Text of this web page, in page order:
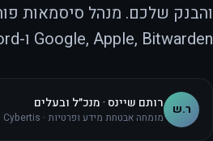
והבנק שלכם. מנהל סיסמאות
Google, Apple, Bitwarden ו-1Password, כללי סיסמת המאסטר, ותוכנית מעבר של שעה אחת.
ר.ש רותם שיינס · מנכ״ל ובעלים
מומחה אבטחת מידע ופרטיות · Cybertis · מעל 10 שנות ניסיון